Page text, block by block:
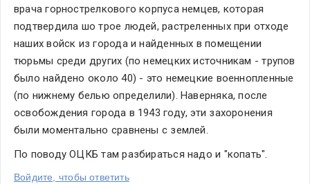
врача горнострелкового корпуса немцев, которая
подтвердила шо трое людей, растреленных при отходе
наших войск из города и найденных в помещении
тюрьмы среди других (по немецких источникам - трупов
было найдено около 40) - это немецкие военнопленные
(по нижнему белью определили). Наверняка, после
освобождения города в 1943 году, эти захоронения
были моментально сравнены с землей.
По поводу ОЦКБ там разбираться надо и "копать".
Войдите, чтобы ответить